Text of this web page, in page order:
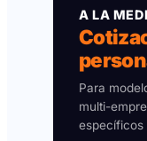
A LA
Para
multi-
específicos